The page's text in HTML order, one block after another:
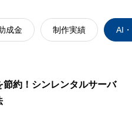
成金 制作実績 AI
約！シンレンタルサーバ